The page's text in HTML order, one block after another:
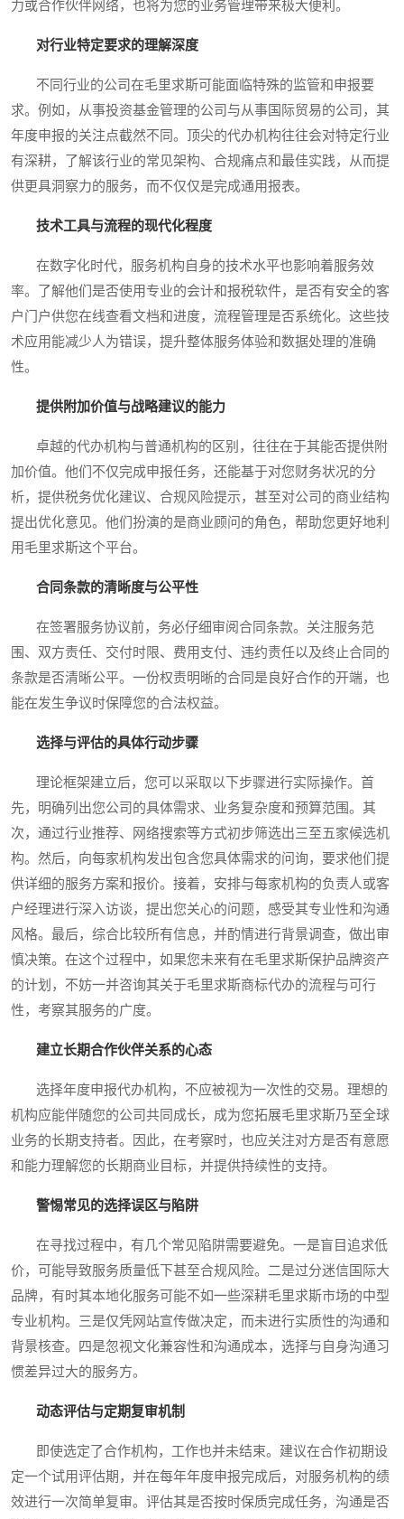
力或合作伙伴网络，也将为您的业务管理带来极大便利。
对行业特定要求的理解深度
不同行业的公司在毛里求斯可能面临特殊的监管和申报要
求。例如，从事投资基金管理的公司与从事国际贸易的公司，其
年度申报的关注点截然不同。顶尖的代办机构往往会对特定行业
有深耕，了解该行业的常见架构、合规痛点和最佳实践，从而提
供更具洞察力的服务，而不仅仅是完成通用报表。
技术工具与流程的现代化程度
在数字化时代，服务机构自身的技术水平也影响着服务效
率。了解他们是否使用专业的会计和报税软件，是否有安全的客
户门户供您在线查看文档和进度，流程管理是否系统化。这些技
术应用能减少人为错误，提升整体服务体验和数据处理的准确
性。
提供附加价值与战略建议的能力
卓越的代办机构与普通机构的区别，往往在于其能否提供附
加价值。他们不仅完成申报任务，还能基于对您财务状况的分
析，提供税务优化建议、合规风险提示，甚至对公司的商业结构
提出优化意见。他们扮演的是商业顾问的角色，帮助您更好地利
用毛里求斯这个平台。
合同条款的清晰度与公平性
在签署服务协议前，务必仔细审阅合同条款。关注服务范
围、双方责任、交付时限、费用支付、违约责任以及终止合同的
条款是否清晰公平。一份权责明晰的合同是良好合作的开端，也
能在发生争议时保障您的合法权益。
选择与评估的具体行动步骤
理论框架建立后，您可以采取以下步骤进行实际操作。首
先，明确列出您公司的具体需求、业务复杂度和预算范围。其
次，通过行业推荐、网络搜索等方式初步筛选出三至五家候选机
构。然后，向每家机构发出包含您具体需求的问询，要求他们提
供详细的服务方案和报价。接着，安排与每家机构的负责人或客
户经理进行深入访谈，提出您关心的问题，感受其专业性和沟通
风格。最后，综合比较所有信息，并酌情进行背景调查，做出审
慎决策。在这个过程中，如果您未来有在毛里求斯保护品牌资产
的计划，不妨一并咨询其关于毛里求斯商标代办的流程与可行
性，考察其服务的广度。
建立长期合作伙伴关系的心态
选择年度申报代办机构，不应被视为一次性的交易。理想的
机构应能伴随您的公司共同成长，成为您拓展毛里求斯乃至全球
业务的长期支持者。因此，在考察时，也应关注对方是否有意愿
和能力理解您的长期商业目标，并提供持续性的支持。
警惕常见的选择误区与陷阱
在寻找过程中，有几个常见陷阱需要避免。一是盲目追求低
价，可能导致服务质量低下甚至合规风险。二是过分迷信国际大
品牌，有时其本地化服务可能不如一些深耕毛里求斯市场的中型
专业机构。三是仅凭网站宣传做决定，而未进行实质性的沟通和
背景核查。四是忽视文化兼容性和沟通成本，选择与自身沟通习
惯差异过大的服务方。
动态评估与定期复审机制
即使选定了合作机构，工作也并未结束。建议在合作初期设
定一个试用评估期，并在每年年度申报完成后，对服务机构的绩
效进行一次简单复审。评估其是否按时保质完成任务，沟通是否